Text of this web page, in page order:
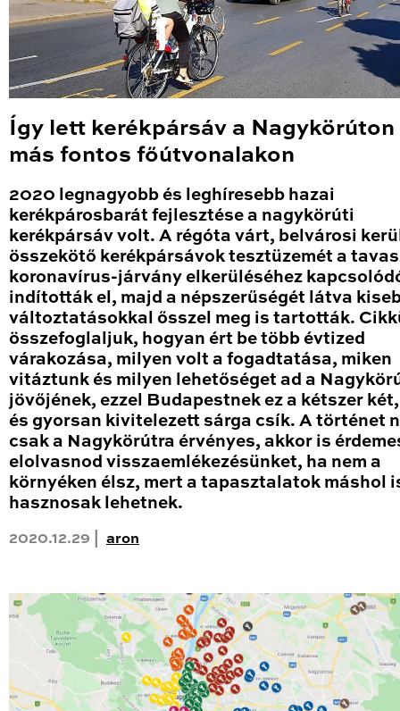
Így lett kerékpársáv a Nagykörúton
más fontos főútvonalakon
2020 legnagyobb és leghíresebb hazai
kerékpárosbarát fejlesztése a nagykörúti
kerékpársáv volt. A régóta várt, belvárosi
összekötő kerékpársávok tesztüzemét a
koronavírus-járvány elkerüléséhez
indították el, majd a népszerűségét látva
változtatásokkal ősszel meg is tartották.
összefoglaljuk, hogyan ért be több évtized
várakozása, milyen volt a fogadtatása, miken
vitáztunk és milyen lehetőséget ad a
jövőjének, ezzel Budapestnek ez a kétszer
és gyorsan kivitelezett sárga csík. A történet
csak a Nagykörútra érvényes, akkor is
elolvasnod visszaemlékezésünket, ha nem a
környéken élsz, mert a tapasztalatok máshol
hasznosak lehetnek.
2020.12.29 | aron